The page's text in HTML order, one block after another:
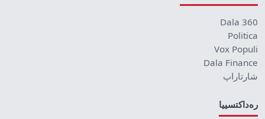
Dala 360
Politica
Vox Populi
Dala Finance
شارتاراپ
رەداكتسييا